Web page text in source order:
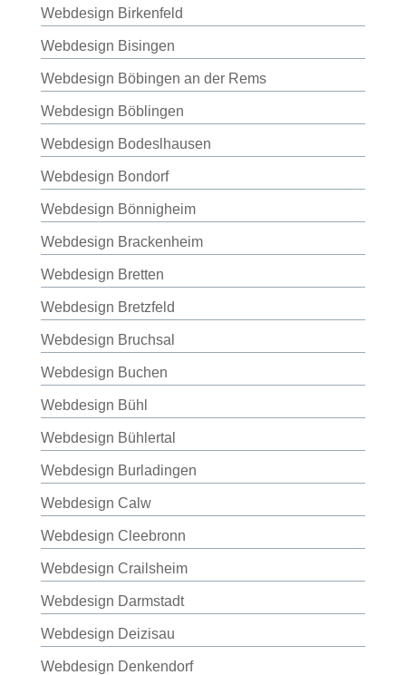
Webdesign Birkenfeld
Webdesign Bisingen
Webdesign Böbingen an der Rems
Webdesign Böblingen
Webdesign Bodeslhausen
Webdesign Bondorf
Webdesign Bönnigheim
Webdesign Brackenheim
Webdesign Bretten
Webdesign Bretzfeld
Webdesign Bruchsal
Webdesign Buchen
Webdesign Bühl
Webdesign Bühlertal
Webdesign Burladingen
Webdesign Calw
Webdesign Cleebronn
Webdesign Crailsheim
Webdesign Darmstadt
Webdesign Deizisau
Webdesign Denkendorf